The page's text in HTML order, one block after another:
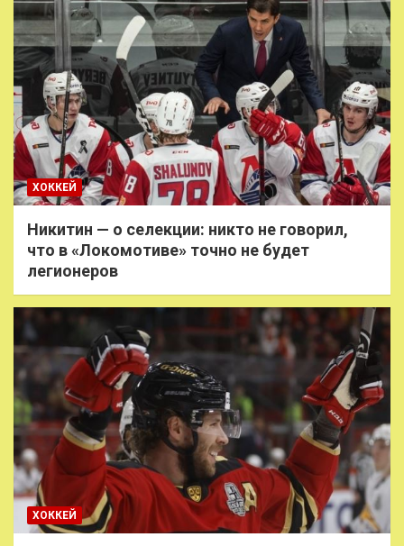
ХОККЕЙ
Никитин — о селекции: никто не говорил,
что в «Локомотиве» точно не будет
легионеров
ХОККЕЙ